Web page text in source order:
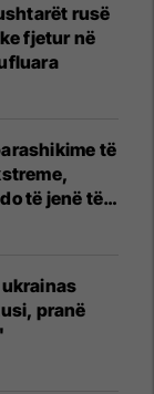
rusë
fjetur në
të
të jenë të
pranë